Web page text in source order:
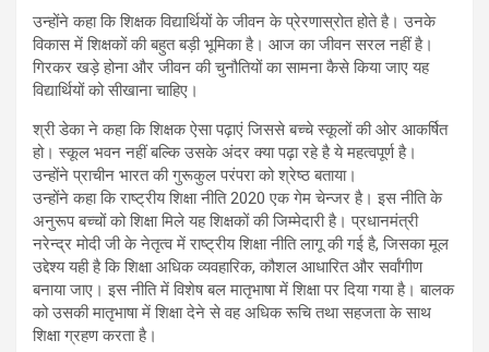
उन्होंने कहा कि शिक्षक विद्यार्थियों के जीवन के प्रेरणास्रोत होते है। उनके
विकास में शिक्षकों की बहुत बड़ी भूमिका है। आज का जीवन सरल नहीं है।
गिरकर खड़े होना और जीवन की चुनौतियों का सामना कैसे किया जाए यह
विद्यार्थियों को सीखाना चाहिए।
श्री डेका ने कहा कि शिक्षक ऐसा पढ़ाएं जिससे बच्चे स्कूलों की ओर आकर्षित
हो। स्कूल भवन नहीं बल्कि उसके अंदर क्या पढ़ा रहे है ये महत्वपूर्ण है।
उन्होंने प्राचीन भारत की गुरूकुल परंपरा को श्रेष्ठ बताया।
उन्होंने कहा कि राष्ट्रीय शिक्षा नीति 2020 एक गेम चेन्जर है। इस नीति के
अनुरूप बच्चों को शिक्षा मिले यह शिक्षकों की जिम्मेदारी है। प्रधानमंत्री
नरेन्द्र मोदी जी के नेतृत्व में राष्ट्रीय शिक्षा नीति लागू की गई है, जिसका मूल
उद्देश्य यही है कि शिक्षा अधिक व्यवहारिक, कौशल आधारित और सर्वांगीण
बनाया जाए। इस नीति में विशेष बल मातृभाषा में शिक्षा पर दिया गया है। बालक
को उसकी मातृभाषा में शिक्षा देने से वह अधिक रूचि तथा सहजता के साथ
शिक्षा ग्रहण करता है।